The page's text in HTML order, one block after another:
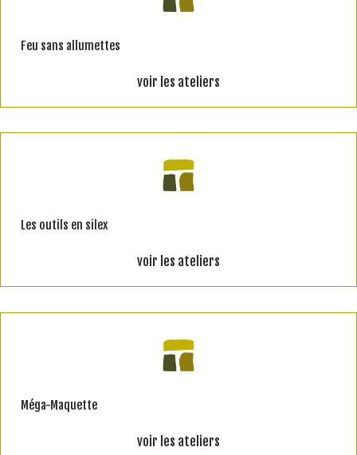
Feu sans allumettes
voir les ateliers
Les outils en silex
voir les ateliers
Méga-Maquette
voir les ateliers